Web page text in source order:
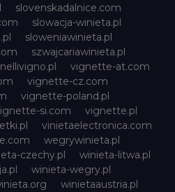
slovenskadalnice.com
slowacja-winieta.pl
sloweniawinieta.pl
szwajcariawinieta.pl
vignette-at.com
vignette-cz.com
vignette-poland.pl
si.com
vignette.pl
vinietaelectronica.com
wegrywinieta.pl
czechy.pl
winieta-litwa.pl
winieta-wegry.pl
winietaaustria.pl